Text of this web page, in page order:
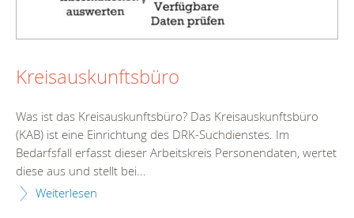
Kreisauskunftsbüro
Was ist das Kreisauskunftsbüro? Das Kreisauskunftsbüro
(KAB) ist eine Einrichtung des DRK-Suchdienstes. Im
Bedarfsfall erfasst dieser Arbeitskreis Personendaten, wertet
diese aus und stellt bei...
Weiterlesen